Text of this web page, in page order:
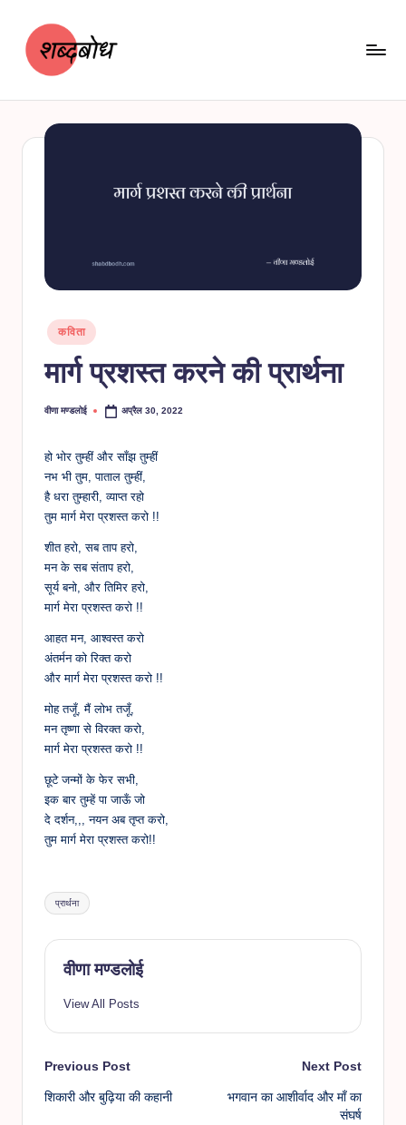
बो
Posted
in
कविता
मार्ग प्रशस्त करने की प्रार्थना
Posted
वीणा मण्डलोई अप्रैल 30, 2022
हो भोर तुम्हीं और साँझ तुम्हीं
नभ भी तुम, पाताल तुम्हीं,
है धरा तुम्हारी, व्याप्त रहो
तुम मार्ग मेरा प्रशस्त करो !!
शीत हरो, सब ताप हरो,
मन के सब संताप हरो,
सूर्य बनो, और तिमिर हरो,
मार्ग मेरा प्रशस्त करो !!
आहत मन, आश्वस्त करो
अंतर्मन को रिक्त करो
और मार्ग मेरा प्रशस्त करो !!
मोह तजूँ, मैं लोभ तजूँ,
मन तृष्णा से विरक्त करो,
मार्ग मेरा प्रशस्त करो !!
छूटे जन्मों के फेर सभी,
इक बार तुम्हें पा जाऊँ जो
दे दर्शन,,, नयन अब तृप्त करो,
तुम मार्ग मेरा प्रशस्त करो!!
Tags:
प्रार्थना
वीणा मण्डलोई
View All Posts
Post
navigation
Previous Post
शिकारी और बुढ़िया की कहानी
Next Post
भगवान का आशीर्वाद और माँ का
संघर्ष